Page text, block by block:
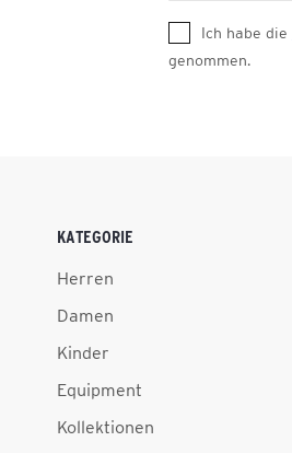
Ich habe die
genommen.
KATEGORIE
Herren
Damen
Kinder
Equipment
Kollektionen